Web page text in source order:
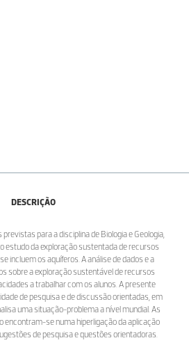
DESCRIÇÃO
para a disciplina de Biologia e Geologia,
o estudo da exploração sustentada de recursos
incluem os aquíferos. A análise de dados e a
sobre a exploração sustentável de recursos
a trabalhar com os alunos. A presente
de pesquisa e de discussão orientadas, em
uma situação-problema a nível mundial. As
encontram-se numa hiperligação da aplicação
de pesquisa e questões orientadoras.